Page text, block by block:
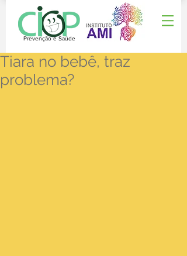
Prevenção e Saúde
Tiara no bebê, traz
problema?